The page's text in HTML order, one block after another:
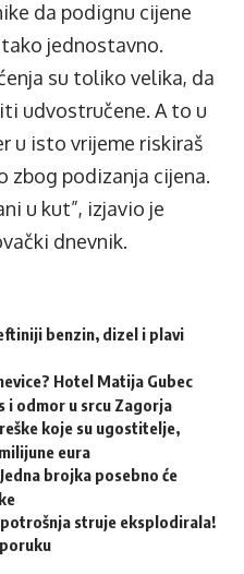
da podignu cijene
jednostavno.
su toliko velika, da
udvostručene. A to u
u isto vrijeme riskiraš
zbog podizanja cijena.
u kut”, izjavio je
dnevnik.
benzin, dizel i plavi
Hotel Matija Gubec
i odmor u srcu Zagorja
koje su ugostitelje,
eura
brojka posebno će
struje eksplodirala!